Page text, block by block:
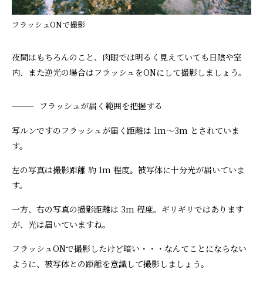
フラッシュONで撮影
夜間はもちろんのこと、肉眼では明るく見えていても日陰や室
内、また逆光の場合はフラッシュをONにして撮影しましょう。
フラッシュが届く範囲を把握する
写ルンですのフラッシュが届く距離は 1m～3m とされていま
す。
左の写真は撮影距離 約 1m 程度。被写体に十分光が届いていま
す。
一方、右の写真の撮影距離は 3m 程度。ギリギリではあります
が、光は届いていますね。
フラッシュONで撮影したけど暗い・・・なんてことにならない
ように、被写体との距離を意識して撮影しましょう。